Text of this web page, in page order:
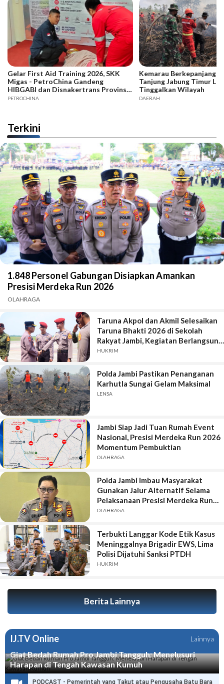
Gelar First Aid Training 2026, SKK
Migas - PetroChina Gandeng
HIBGABI dan Disnakertrans Provinsi
Jambi
PETROCHINA
Kemarau
Tanjung Jabung Timur
Tinggalkan Wilayah
DAERAH
Terkini
1.848 Personel Gabungan Disiapkan Amankan
Presisi Merdeka Run 2026
OLAHRAGA
Taruna Akpol dan Akmil Selesaikan
Taruna Bhakti 2026 di Sekolah
Rakyat Jambi, Kegiatan Berlangsung
Aman dan Lancar
HUKRIM
Polda Jambi Pastikan Penanganan
Karhutla Sungai Gelam Maksimal
LENSA
Jambi Siap Jadi Tuan Rumah Event
Nasional, Presisi Merdeka Run 2026
Momentum Pembuktian
OLAHRAGA
Polda Jambi Imbau Masyarakat
Gunakan Jalur Alternatif Selama
Pelaksanaan Presisi Merdeka Run
2026
OLAHRAGA
Terbukti Langgar Kode Etik Kasus
Meninggalnya Brigadir EWS, Lima
Polisi Dijatuhi Sanksi PTDH
HUKRIM
Berita Lainnya
IJ.TV Online Lainnya
Giat Bedah Rumah Pro Jambi Tangguh: Menelusuri
Harapan di Tengah Kawasan Kumuh
PODCAST - Pemerintah yang Takut atau Pengusaha Batu Bara